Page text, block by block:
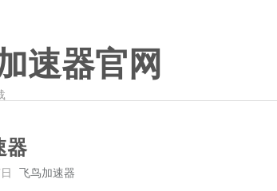
速器官网
器
飞鸟加速器